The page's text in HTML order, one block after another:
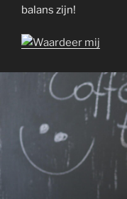
balans zijn!